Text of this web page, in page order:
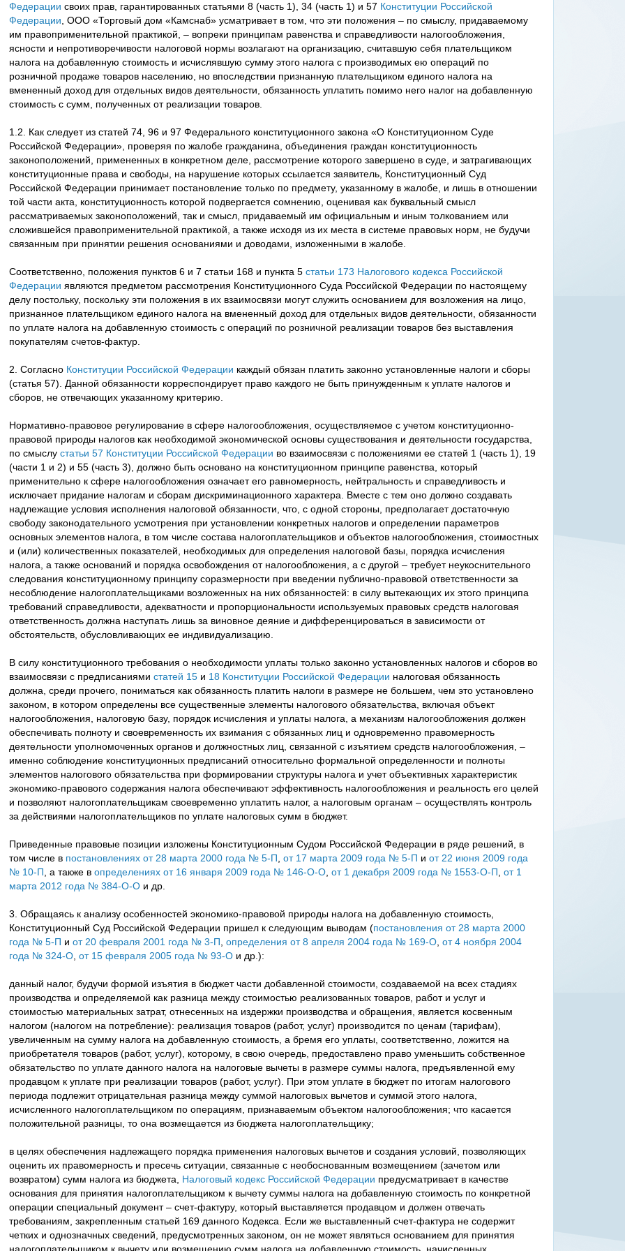
Федерации своих прав, гарантированных статьями 8 (часть 1), 34 (часть 1) и 57 Конституции Российской
Федерации , ООО «Торговый дом «Камснаб» усматривает в том, что эти положения – по смыслу, придаваемому
им правоприменительной практикой, – вопреки принципам равенства и справедливости налогообложения,
ясности и непротиворечивости налоговой нормы возлагают на организацию, считавшую себя плательщиком
налога на добавленную стоимость и исчислявшую сумму этого налога с производимых ею операций по
розничной продаже товаров населению, но впоследствии признанную плательщиком единого налога на
вмененный доход для отдельных видов деятельности, обязанность уплатить помимо него налог на добавленную
стоимость с сумм, полученных от реализации товаров.
1.2. Как следует из статей 74, 96 и 97 Федерального конституционного закона «О Конституционном Суде
Российской Федерации», проверяя по жалобе гражданина, объединения граждан конституционность
законоположений, примененных в конкретном деле, рассмотрение которого завершено в суде, и затрагивающих
конституционные права и свободы, на нарушение которых ссылается заявитель, Конституционный Суд
Российской Федерации принимает постановление только по предмету, указанному в жалобе, и лишь в отношении
той части акта, конституционность которой подвергается сомнению, оценивая как буквальный смысл
рассматриваемых законоположений, так и смысл, придаваемый им официальным и иным толкованием или
сложившейся правоприменительной практикой, а также исходя из их места в системе правовых норм, не будучи
связанным при принятии решения основаниями и доводами, изложенными в жалобе.
Соответственно, положения пунктов 6 и 7 статьи 168 и пункта 5 статьи 173 Налогового кодекса Российской
Федерации являются предметом рассмотрения Конституционного Суда Российской Федерации по настоящему
делу постольку, поскольку эти положения в их взаимосвязи могут служить основанием для возложения на лицо,
признанное плательщиком единого налога на вмененный доход для отдельных видов деятельности, обязанности
по уплате налога на добавленную стоимость с операций по розничной реализации товаров без выставления
покупателям счетов-фактур.
2. Согласно Конституции Российской Федерации каждый обязан платить законно установленные налоги и сборы
(статья 57). Данной обязанности корреспондирует право каждого не быть принужденным к уплате налогов и
сборов, не отвечающих указанному критерию.
Нормативно-правовое регулирование в сфере налогообложения, осуществляемое с учетом конституционно-
правовой природы налогов как необходимой экономической основы существования и деятельности государства,
по смыслу статьи 57 Конституции Российской Федерации во взаимосвязи с положениями ее статей 1 (часть 1), 19
(части 1 и 2) и 55 (часть 3), должно быть основано на конституционном принципе равенства, который
применительно к сфере налогообложения означает его равномерность, нейтральность и справедливость и
исключает придание налогам и сборам дискриминационного характера. Вместе с тем оно должно создавать
надлежащие условия исполнения налоговой обязанности, что, с одной стороны, предполагает достаточную
свободу законодательного усмотрения при установлении конкретных налогов и определении параметров
основных элементов налога, в том числе состава налогоплательщиков и объектов налогообложения, стоимостных
и (или) количественных показателей, необходимых для определения налоговой базы, порядка исчисления
налога, а также оснований и порядка освобождения от налогообложения, а с другой – требует неукоснительного
следования конституционному принципу соразмерности при введении публично-правовой ответственности за
несоблюдение налогоплательщиками возложенных на них обязанностей: в силу вытекающих их этого принципа
требований справедливости, адекватности и пропорциональности используемых правовых средств налоговая
ответственность должна наступать лишь за виновное деяние и дифференцироваться в зависимости от
обстоятельств, обусловливающих ее индивидуализацию.
В силу конституционного требования о необходимости уплаты только законно установленных налогов и сборов во
взаимосвязи с предписаниями статей 15 и 18 Конституции Российской Федерации налоговая обязанность
должна, среди прочего, пониматься как обязанность платить налоги в размере не большем, чем это установлено
законом, в котором определены все существенные элементы налогового обязательства, включая объект
налогообложения, налоговую базу, порядок исчисления и уплаты налога, а механизм налогообложения должен
обеспечивать полноту и своевременность их взимания с обязанных лиц и одновременно правомерность
деятельности уполномоченных органов и должностных лиц, связанной с изъятием средств налогообложения, –
именно соблюдение конституционных предписаний относительно формальной определенности и полноты
элементов налогового обязательства при формировании структуры налога и учет объективных характеристик
экономико-правового содержания налога обеспечивают эффективность налогообложения и реальность его целей
и позволяют налогоплательщикам своевременно уплатить налог, а налоговым органам – осуществлять контроль
за действиями налогоплательщиков по уплате налоговых сумм в бюджет.
Приведенные правовые позиции изложены Конституционным Судом Российской Федерации в ряде решений, в
том числе в постановлениях от 28 марта 2000 года № 5-П от 17 марта 2009 года № 5-П и от 22 июня 2009 года
№ 10-П , а также в определениях от 16 января 2009 года № 146-О-О от 1 декабря 2009 года № 1553-О-П от 1
марта 2012 года № 384-О-О и др.
3. Обращаясь к анализу особенностей экономико-правовой природы налога на добавленную стоимость,
Конституционный Суд Российской Федерации пришел к следующим выводам (постановления от 28 марта 2000
года № 5-П и от 20 февраля 2001 года № 3-П определения от 8 апреля 2004 года № 169-О от 4 ноября 2004
года № 324-О от 15 февраля 2005 года № 93-О и др.):
данный налог, будучи формой изъятия в бюджет части добавленной стоимости, создаваемой на всех стадиях
производства и определяемой как разница между стоимостью реализованных товаров, работ и услуг и
стоимостью материальных затрат, отнесенных на издержки производства и обращения, является косвенным
налогом (налогом на потребление): реализация товаров (работ, услуг) производится по ценам (тарифам),
увеличенным на сумму налога на добавленную стоимость, а бремя его уплаты, соответственно, ложится на
приобретателя товаров (работ, услуг), которому, в свою очередь, предоставлено право уменьшить собственное
обязательство по уплате данного налога на налоговые вычеты в размере суммы налога, предъявленной ему
продавцом к уплате при реализации товаров (работ, услуг). При этом уплате в бюджет по итогам налогового
периода подлежит отрицательная разница между суммой налоговых вычетов и суммой этого налога,
исчисленного налогоплательщиком по операциям, признаваемым объектом налогообложения; что касается
положительной разницы, то она возмещается из бюджета налогоплательщику;
в целях обеспечения надлежащего порядка применения налоговых вычетов и создания условий, позволяющих
оценить их правомерность и пресечь ситуации, связанные с необоснованным возмещением (зачетом или
возвратом) сумм налога из бюджета, Налоговый кодекс Российской Федерации предусматривает в качестве
основания для принятия налогоплательщиком к вычету суммы налога на добавленную стоимость по конкретной
операции специальный документ – счет-фактуру, который выставляется продавцом и должен отвечать
требованиям, закрепленным статьей 169 данного Кодекса. Если же выставленный счет-фактура не содержит
четких и однозначных сведений, предусмотренных законом, он не может являться основанием для принятия